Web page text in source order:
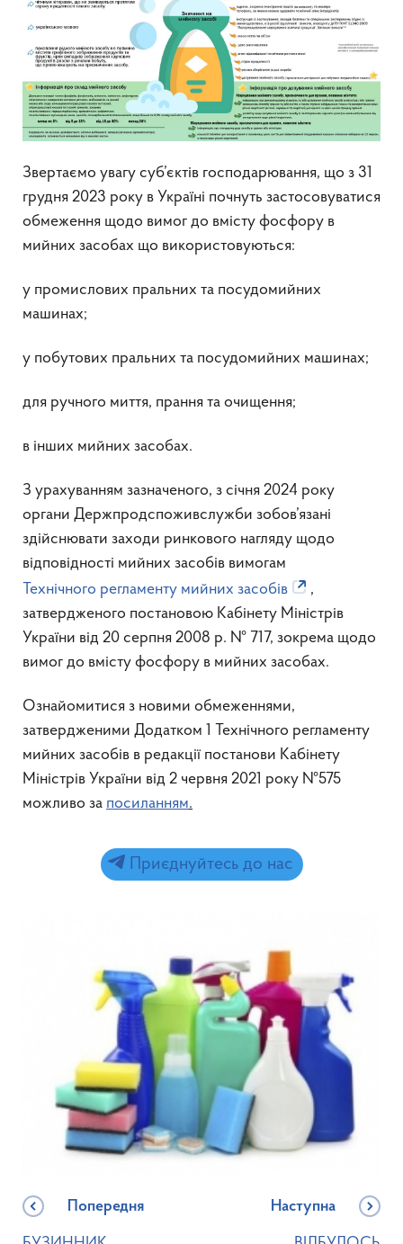
Звертаємо увагу суб’єктів господарювання, що з 31
грудня 2023 року в Україні почнуть застосовуватися
обмеження щодо вимог до вмісту фосфору в
мийних засобах що використовуються:
у промислових пральних та посудомийних
машинах;
у побутових пральних та посудомийних машинах;
для ручного миття, прання та очищення;
в інших мийних засобах.
З урахуванням зазначеного, з січня 2024 року
органи Держпродспоживслужби зобов’язані
здійснювати заходи ринкового нагляду щодо
відповідності мийних засобів вимогам
Технічного регламенту мийних засобів
,
затвердженого постановою Кабінету Міністрів
України від 20 серпня 2008 р. № 717, зокрема щодо
вимог до вмісту фосфору в мийних засобах.
Ознайомитися з новими обмеженнями,
затвердженими Додатком 1 Технічного регламенту
мийних засобів в редакції постанови Кабінету
Міністрів України від 2 червня 2021 року №575
можливо за посиланням.
Приєднуйтесь до нас
Попередня Наступна